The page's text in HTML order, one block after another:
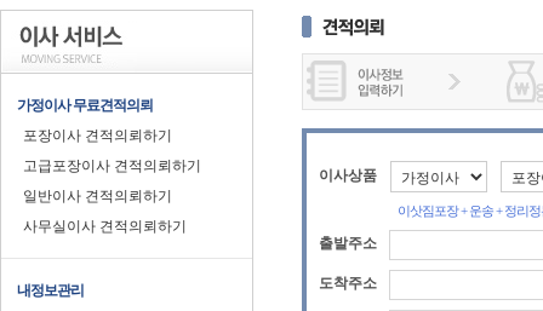
가정이사 무료견적의뢰
포장이사 견적의뢰하기
고급포장이사 견적의뢰하기
일반이사 견적의뢰하기
사무실이사 견적의뢰하기
내정보관리
이사상품
이삿짐포장 +운송 +정리정
출발주소
도착주소